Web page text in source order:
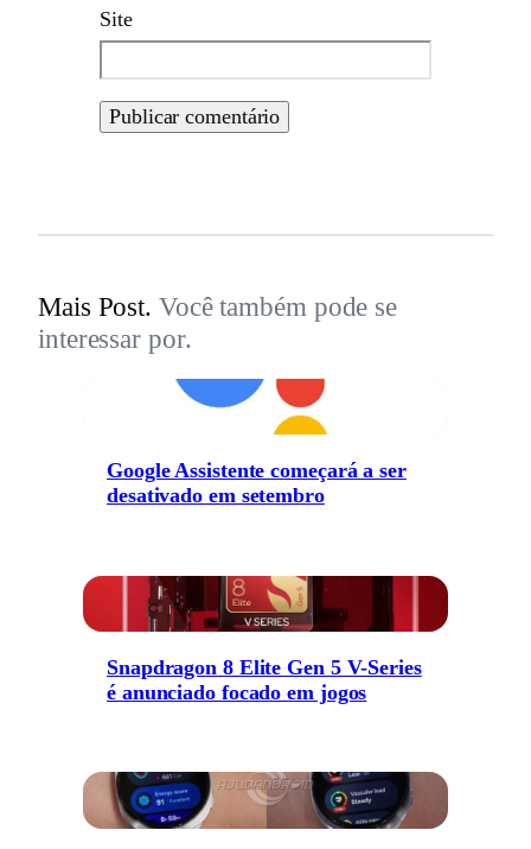
Site
Mais Post. Você também pode se
interessar por.
Google Assistente começará a ser
desativado em setembro
Snapdragon 8 Elite Gen 5 V-Series
é anunciado focado em jogos